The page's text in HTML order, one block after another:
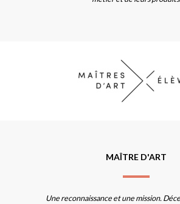
MAÎTRE D'ART
Une reconnaissance et une mission.